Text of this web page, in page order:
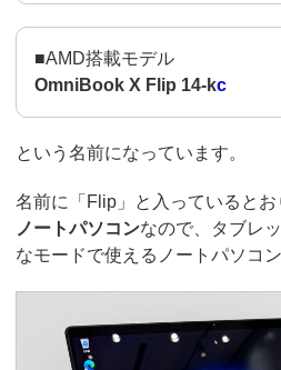
■AMD搭載モデル
OmniBook X Flip 14-kc
という名前になっています。
名前に「Flip」と入っているとお
ノートパソコンなので、タブレ
なモードで使えるノートパソコン